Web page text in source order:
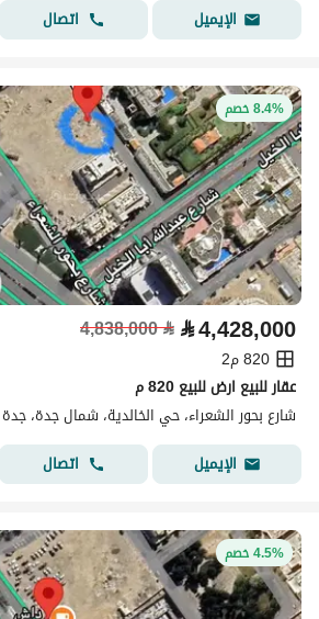
الإيميل
اتصال
8.4% خصم
⃁4,428,000
⃁
4,838,000
820 م2
عقار للبيع ارض للبيع 820 م
شارع بحور الشعراء، حي الخالدية، شمال جدة، جدة
الإيميل
اتصال
4.5% خصم